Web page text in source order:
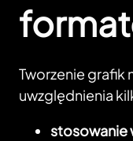
Tworzenie grafik
uwzględnienia
stosowanie